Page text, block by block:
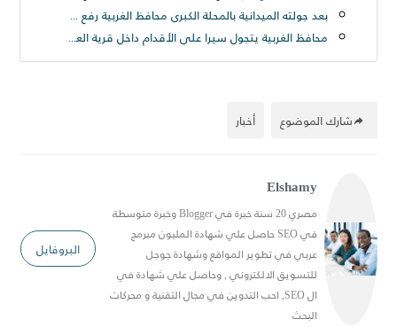
بعد جولته الميدانية بالمحلة الكبرى محافظ الغربية رفع ٢٥٠ طن قمامة من شارع الترعة بحى ثان المحلة
محافظ الغربية يتجول سيرا على الأقدام داخل قرية العزيزية بسمنود: “مطالب المواطنين أولوية ولن نترك مشكلة دون حل
أخبار شارك الموضوع
Elshamy
مصري 20 سنة خبرة في Blogger وخبرة متوسطة
في SEO حاصل علي شهادة المليون مبرمج
عربي في تطوير المواقع وشهادة جوجل
للتسويق الالكتروني , وحاصل علي شهادة في
ال SEO, احب التدوين في مجال التقنية و محركات
البحث
البروفايل